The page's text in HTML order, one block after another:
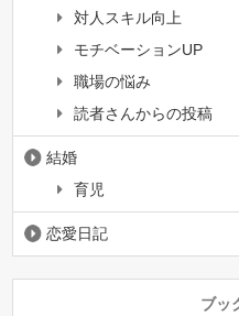
対人スキル向上
モチベーションUP
職場の悩み
読者さんからの投稿
結婚
育児
恋愛日記
ブッ